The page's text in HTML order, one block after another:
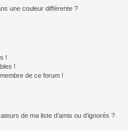
une couleur différente ?
!
!
de ce forum !
de ma liste d’amis ou d’ignorés ?